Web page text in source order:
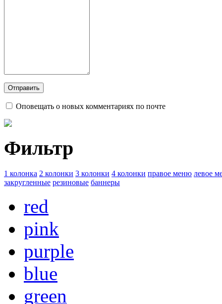
Оповещать о новых комментариях по почте
Фильтр
1 колонка 2 колонки 3 колонки 4 колонки правое меню левое
закругленные резиновые баннеры
red
pink
purple
blue
green